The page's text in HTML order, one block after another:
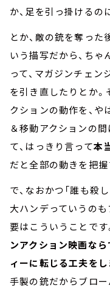
か、足を引っ掛けるの
とか、敵の銃を奪った
いう描写だから、ち
って、マガジンチェン
を引き直したりとか
クションの動作を、
＆移動アクションの
て、はっきり言って本
だと全部の動きを把
で、なおかつ「誰も殺
大ハンデっていうの
要はこういうことです
ンアクション映画なら
ィーに転じる工夫をし
手製の銃だからブロー